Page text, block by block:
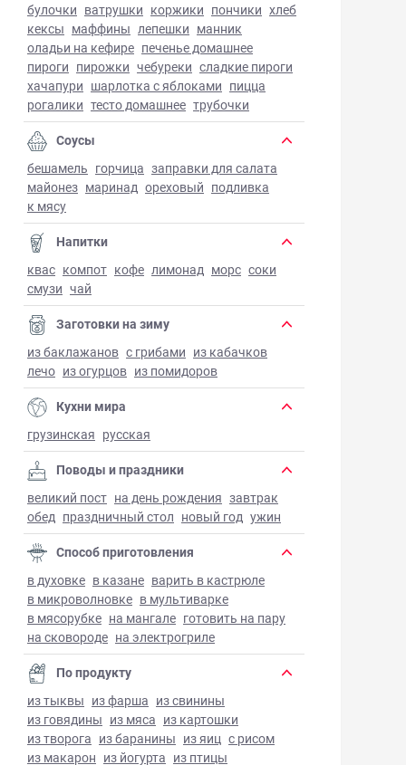
булочки ватрушки коржики пончики хлеб
кексы маффины лепешки манник
оладьи на кефире печенье домашнее
пироги пирожки чебуреки сладкие пироги
хачапури шарлотка с яблоками пицца
рогалики тесто домашнее трубочки
Соусы
бешамель горчица заправки для салата
майонез маринад ореховый подливка
к мясу
Напитки
квас компот кофе лимонад морс соки
смузи чай
Заготовки на зиму
из баклажанов с грибами из кабачков
лечо из огурцов из помидоров
Кухни мира
грузинская русская
Поводы и праздники
великий пост на день рождения завтрак
обед праздничный стол новый год ужин
Способ приготовления
в духовке в казане варить в кастрюле
в микроволновке в мультиварке
в мясорубке на мангале готовить на пару
на сковороде на электрогриле
По продукту
из тыквы из фарша из свинины
из говядины из мяса из картошки
из творога из баранины из яиц с рисом
из макарон из йогурта из птицы